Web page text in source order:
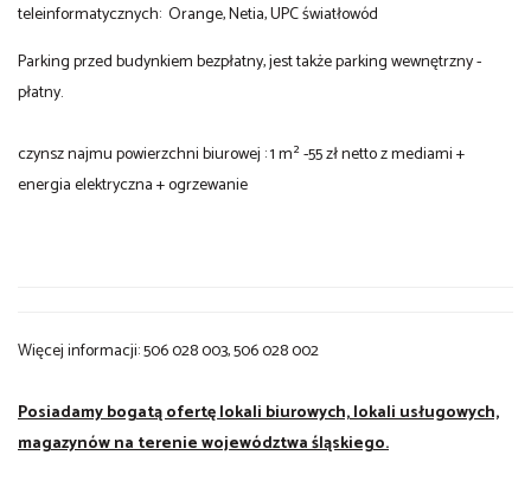
teleinformatycznych: Orange, Netia, UPC światłowód
Parking przed budynkiem bezpłatny, jest także parking wewnętrzny -
płatny.
czynsz najmu powierzchni biurowej : 1 m² -55 zł netto z mediami +
energia elektryczna + ogrzewanie
Więcej informacji: 506 028 003, 506 028 002
Posiadamy bogatą ofertę lokali biurowych, lokali usługowych,
magazynów na terenie województwa śląskiego.